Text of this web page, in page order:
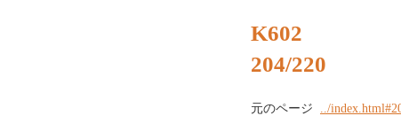
K602
204/220
元のページ ../